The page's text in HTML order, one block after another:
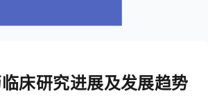
床研究进展及发展趋势